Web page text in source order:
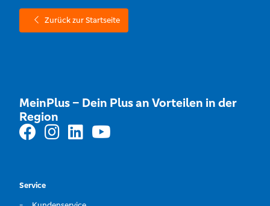
Zurück zur Startseite
MeinPlus – Dein Plus an Vorteilen in der
Region
Service